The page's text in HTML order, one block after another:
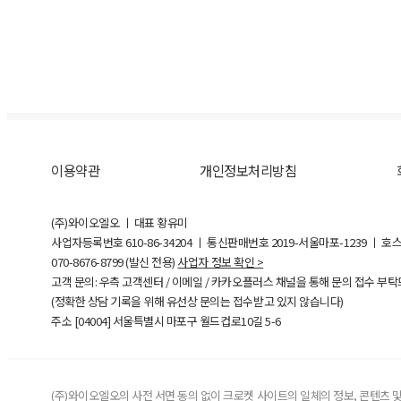
이용약관 개인정보처리방침
(주)와이오엘오 ㅣ 대표 황유미
사업자등록번호610-86-34204ㅣ 통신판매번호 2019-서울마포-1239 ㅣ 호
070-8676-8799 (발신 전용) 사업자 정보 확인 >
고객 문의: 우측 고객센터 / 이메일 / 카카오플러스 채널을 통해 문의 접수 부
(정확한 상담 기록을 위해 유선상 문의는 접수받고 있지 않습니다)
주소 [04004] 서울특별시 마포구 월드컵로10길5-6
(주)와이오엘오의 사전 서면 동의 없이 크로켓 사이트의 일체의 정보, 콘텐츠